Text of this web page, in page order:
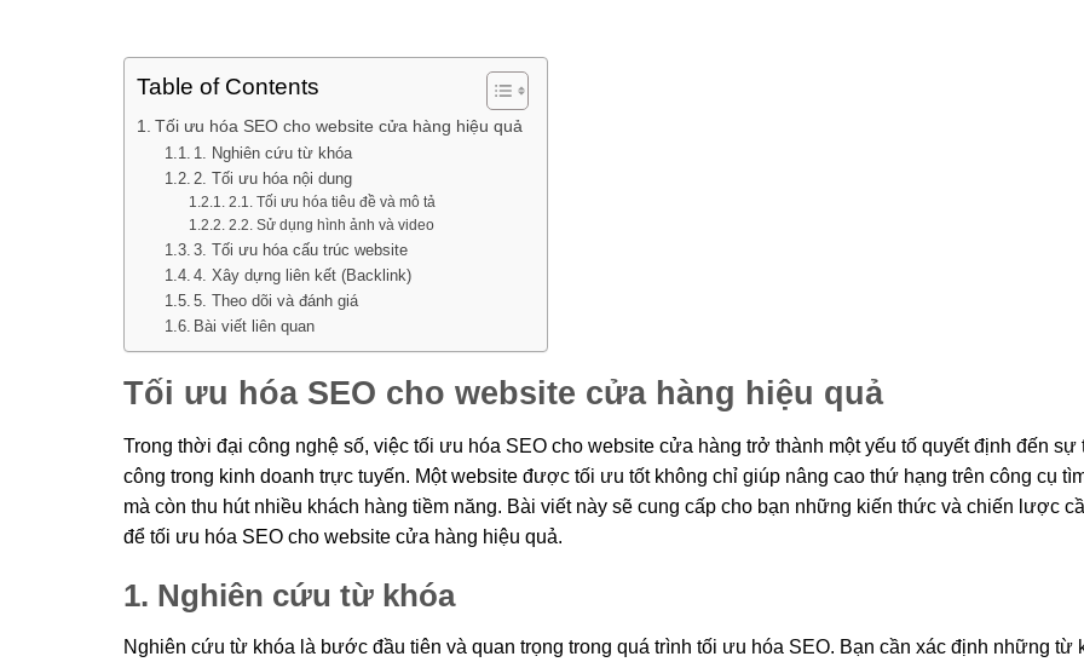
Table of Contents
Tối ưu hóa SEO cho website cửa hàng hiệu quả
1. Nghiên cứu từ khóa
2. Tối ưu hóa nội dung
2.1. Tối ưu hóa tiêu đề và mô tả
2.2. Sử dụng hình ảnh và video
3. Tối ưu hóa cấu trúc website
4. Xây dựng liên kết (Backlink)
5. Theo dõi và đánh giá
Bài viết liên quan
Tối ưu hóa SEO cho website cửa hàng hiệu quả
Trong thời đại công nghệ số, việc tối ưu hóa SEO cho website cửa hàng trở thành một yếu tố quyết định đến sự
công trong kinh doanh trực tuyến. Một website được tối ưu tốt không chỉ giúp nâng cao thứ hạng trên công cụ
mà còn thu hút nhiều khách hàng tiềm năng. Bài viết này sẽ cung cấp cho bạn những kiến thức và chiến lược
để tối ưu hóa SEO cho website cửa hàng hiệu quả.
1. Nghiên cứu từ khóa
Nghiên cứu từ khóa là bước đầu tiên và quan trọng trong quá trình tối ưu hóa SEO. Bạn cần xác định những từ